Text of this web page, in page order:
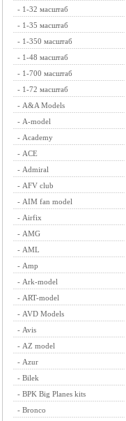
- 1-32 масштаб
- 1-35 масштаб
- 1-350 масштаб
- 1-48 масштаб
- 1-700 масштаб
- 1-72 масштаб
- A&A Models
- A-model
- Academy
- ACE
- Admiral
- AFV club
- AIM fan model
- Airfix
- AMG
- AML
- Amp
- Ark-model
- ART-model
- AVD Models
- Avis
- AZ model
- Azur
- Bilek
- BPK Big Planes kits
- Bronco